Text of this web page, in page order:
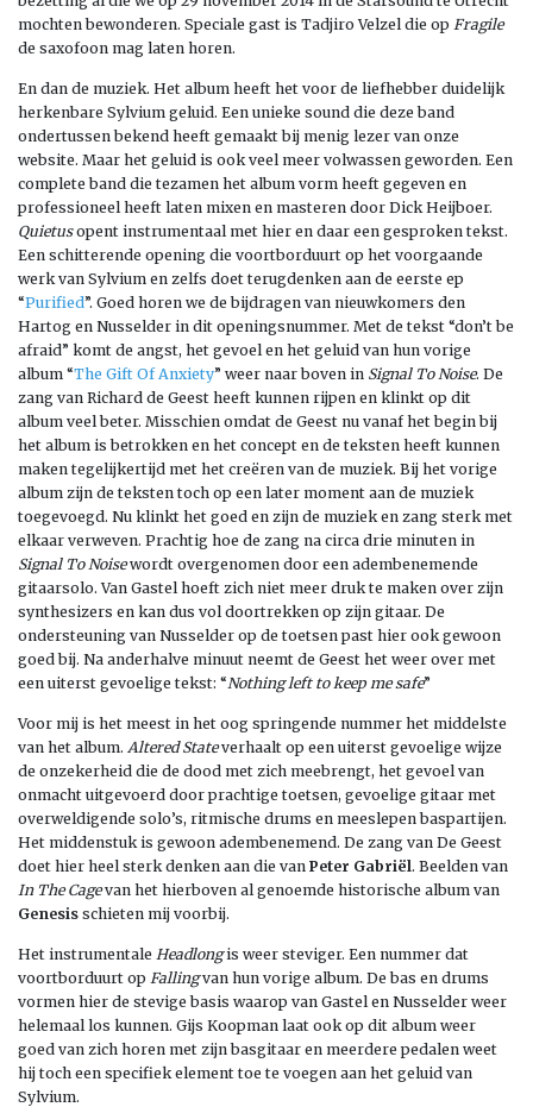
mochten bewonderen. Speciale gast is Tadjiro Velzel die op Fragile
de saxofoon mag laten horen.
En dan de muziek. Het album heeft het voor de liefhebber duidelijk
herkenbare Sylvium geluid. Een unieke sound die deze band
ondertussen bekend heeft gemaakt bij menig lezer van onze
website. Maar het geluid is ook veel meer volwassen geworden. Een
complete band die tezamen het album vorm heeft gegeven en
professioneel heeft laten mixen en masteren door Dick Heijboer.
Quietusopent instrumentaal met hier en daar een gesproken tekst.
Een schitterende opening die voortborduurt op het voorgaande
werk van Sylvium en zelfs doet terugdenken aan de eerste ep
“Purified ”. Goed horen we de bijdragen van nieuwkomers den
Hartog en Nusselder in dit openingsnummer. Met de tekst “don’t be
afraid” komt de angst, het gevoel en het geluid van hun vorige
album “The Gift Of Anxiety” weer naar boven in Signal To Noise. De
zang van Richard de Geest heeft kunnen rijpen en klinkt op dit
album veel beter. Misschien omdat de Geest nu vanaf het begin bij
het album is betrokken en het concept en de teksten heeft kunnen
maken tegelijkertijd met het creëren van de muziek. Bij het vorige
album zijn de teksten toch op een later moment aan de muziek
toegevoegd. Nu klinkt het goed en zijn de muziek en zang sterk met
elkaar verweven. Prachtig hoe de zang na circa drie minuten in
Signal To Noisewordt overgenomen door een adembenemende
gitaarsolo. Van Gastel hoeft zich niet meer druk te maken over zijn
synthesizers en kan dus vol doortrekken op zijn gitaar. De
ondersteuning van Nusselder op de toetsen past hier ook gewoon
goed bij. Na anderhalve minuut neemt de Geest het weer over met
een uiterst gevoelige tekst: “Nothing left to keep me safe”
Voor mij is het meest in het oog springende nummer het middelste
van het album. Altered Stateverhaalt op een uiterst gevoelige wijze
de onzekerheid die de dood met zich meebrengt, het gevoel van
onmacht uitgevoerd door prachtige toetsen, gevoelige gitaar met
overweldigende solo’s, ritmische drums en meeslepen baspartijen.
Het middenstuk is gewoon adembenemend. De zang van De Geest
doet hier heel sterk denken aan die van Peter Gabriël . Beelden van
In The Cagevan het hierboven al genoemde historische album van
Genesis schieten mij voorbij.
Het instrumentale Headlongis weer steviger. Een nummer dat
voortborduurt op Fallingvan hun vorige album. De bas en drums
vormen hier de stevige basis waarop van Gastel en Nusselder weer
helemaal los kunnen. Gijs Koopman laat ook op dit album weer
goed van zich horen met zijn basgitaar en meerdere pedalen weet
hij toch een specifiek element toe te voegen aan het geluid van
Sylvium.